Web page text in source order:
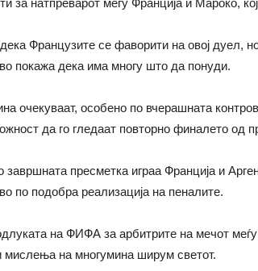
Французите се фаворити на овој дуел,
покажа дека има многу што да понуди.
очекуваат, особено по вчерашната
да го гледаат повторно финалето од
завршната пресметка играа Франција и
по подобра реализација на пеналите.
на ФИФА за арбитрите на мечот
мислења на многумина ширум светот.